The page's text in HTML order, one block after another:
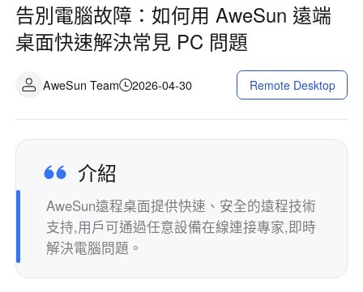
遠程數據訪問
AweShell企業版
中國澳門
繁體中文
Asia
中國香港
繁體中文
中國澳門
繁體中文
中國台灣
繁體中文
한국
한국어
Malaysia
English
ประเทศไทย
ไทย Tiếng Việt
聯系我們
告別電腦故障：如何用 AweSun 遠端
桌面快速解決常見 PC 問題
AweSun Team 2026-04-30 Remote Desktop
介紹
AweSun遠程桌面提供快速、安全的遠程技術
支持,用戶可通過任意設備在線連接專家,即時
解決電腦問題。